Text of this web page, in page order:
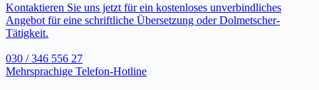
Kontaktieren Sie uns jetzt für ein kostenloses unverbindliches
Angebot für eine schriftliche Übersetzung oder Dolmetscher-
Tätigkeit.
030 / 346 556 27
Mehrsprachige Telefon-Hotline